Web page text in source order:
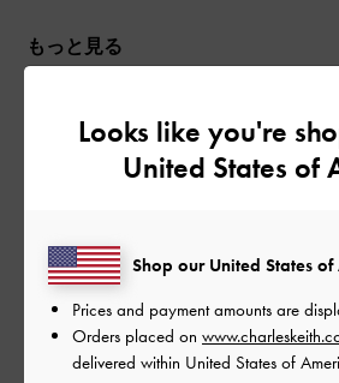
もっと見る
このレビューは役に
ご利用者様
歩きやすい
Looks like you're
United States of
Shop our United States of
Prices and payment amounts are
Orders placed on
delivered within United States of